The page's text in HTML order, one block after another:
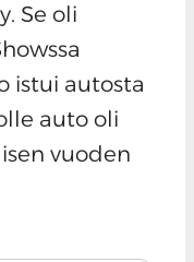
Se oli
istui autosta
auto oli
vuoden